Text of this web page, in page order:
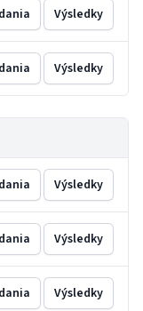
Výsledky
Výsledky
Výsledky
Výsledky
Výsledky